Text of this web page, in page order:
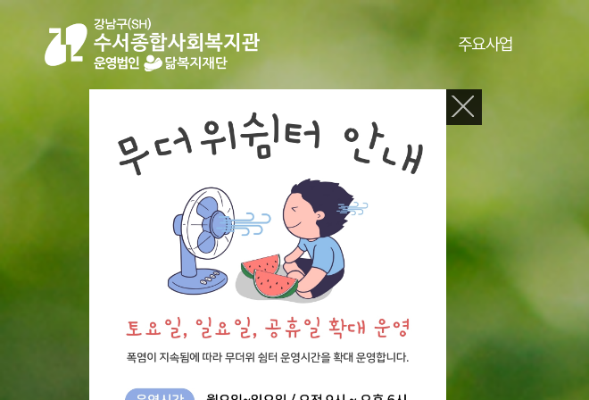
주요사업